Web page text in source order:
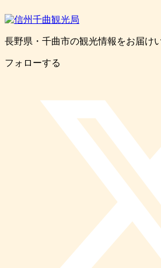
長野県・千曲市の観光情報をお届け
フォローする